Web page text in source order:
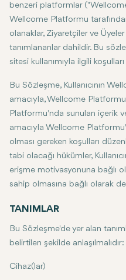
benzeri platformlar
Wellcome Platformu
olanaklar, Ziyaretçiler ve
tanımlananlar dahildir. Bu
sitesi kullanımıyla ilgili
Bu Sözleşme, Kullanıcının
amacıyla, Wellcome
Platformu'nda sunulan içerik
amacıyla Wellcome
olması gereken koşulları
tabi olacağı hükümler,
erişme motivasyonuna bağlı
sahip olmasına bağlı olarak
TANIMLAR
Bu Sözleşme'de yer alan
belirtilen şekilde anlaşılmalıdır:
Cihaz(lar)